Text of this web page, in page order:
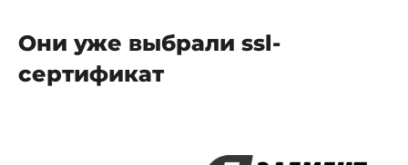
Они уже выбрали ssl-
сертификат